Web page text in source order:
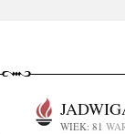
WIEK: 81